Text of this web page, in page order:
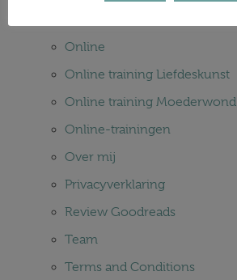
Online
Online training Liefdeskunst
Online training Moederwond
Online-trainingen
Over mij
Privacyverklaring
Review Goodreads
Team
Terms and Conditions